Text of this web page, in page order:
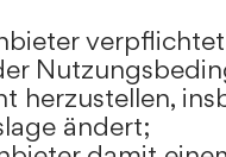
verpflichtet
herzustellen,
ändert;